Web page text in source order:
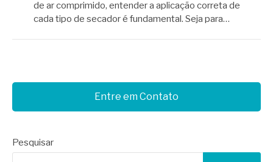
de ar comprimido, entender a aplicação correta de
cada tipo de secador é fundamental. Seja para…
Entre em Contato
Pesquisar